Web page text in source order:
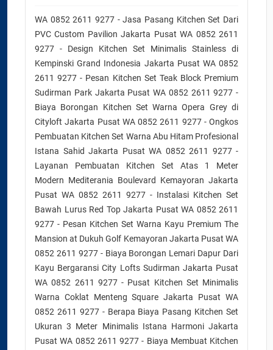
WA 0852 2611 9277 - Jasa Pasang Kitchen Set Dari
PVC Custom Pavilion Jakarta Pusat WA 0852 2611
9277 - Design Kitchen Set Minimalis Stainless di
Kempinski Grand Indonesia Jakarta Pusat WA 0852
2611 9277 - Pesan Kitchen Set Teak Block Premium
Sudirman Park Jakarta Pusat WA 0852 2611 9277 -
Biaya Borongan Kitchen Set Warna Opera Grey di
Cityloft Jakarta Pusat WA 0852 2611 9277 - Ongkos
Pembuatan Kitchen Set Warna Abu Hitam Profesional
Istana Sahid Jakarta Pusat WA 0852 2611 9277 -
Layanan Pembuatan Kitchen Set Atas 1 Meter
Modern Mediterania Boulevard Kemayoran Jakarta
Pusat WA 0852 2611 9277 - Instalasi Kitchen Set
Bawah Lurus Red Top Jakarta Pusat WA 0852 2611
9277 - Pesan Kitchen Set Warna Kayu Premium The
Mansion at Dukuh Golf Kemayoran Jakarta Pusat WA
0852 2611 9277 - Biaya Borongan Lemari Dapur Dari
Kayu Bergaransi City Lofts Sudirman Jakarta Pusat
WA 0852 2611 9277 - Pusat Kitchen Set Minimalis
Warna Coklat Menteng Square Jakarta Pusat WA
0852 2611 9277 - Berapa Biaya Pasang Kitchen Set
Ukuran 3 Meter Minimalis Istana Harmoni Jakarta
Pusat WA 0852 2611 9277 - Biaya Membuat Kitchen